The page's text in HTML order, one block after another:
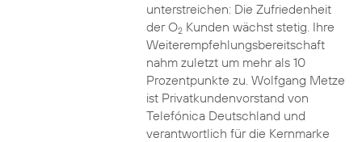
unterstreichen: Die Zufriedenheit
der O2Kunden wächst stetig. Ihre
Weiterempfehlungsbereitschaft
nahm zuletzt um mehr als 10
Prozentpunkte zu. Wolfgang Metze
ist Privatkundenvorstand von
Telefónica Deutschland und
verantwortlich für die Kernmarke